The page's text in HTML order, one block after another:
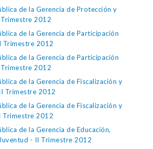
de la Gerencia de Protección y
2012
de la Gerencia de Participación
Trimestre 2012
de la Gerencia de Participación
2012
de la Gerencia de Fiscalización y
Trimestre 2012
de la Gerencia de Fiscalización y
Trimestre 2012
de la Gerencia de Educación,
- II Trimestre 2012